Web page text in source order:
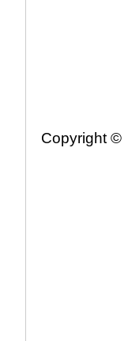
Copyright ©